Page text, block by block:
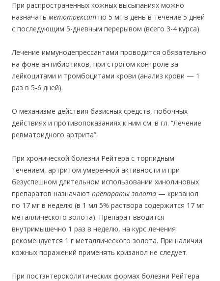
При распространенных кожных высыпаниях можно
назначать метотрексат по 5 мг в день в течение 5 дней
с последующим 5-дневным перерывом (всего 3-4 курса).
Лечение иммунодепрессантами проводится обязательно
на фоне антибиотиков, при строгом контроле за
лейкоцитами и тромбоцитами крови (анализ крови — 1
раз в 5-6 дней).
О механизме действия базисных средств, побочных
действиях и противопоказаниях к ним см. в гл. “Лечение
ревматоидного артрита”.
При хронической болезни Рейтера с торпидным
течением, артритом умеренной активности и при
безуспешном длительном использовании хинолиновых
препаратов назначают препараты золота — кризанол
по 17 мг в неделю (в 1 мл 5% раствора содержится 17 мг
металлического золота). Препарат вводится
внутримышечно 1 раз в неделю, на курс лечения
рекомендуется 1 г металлического золота. При наличии
кожных поражений применять кризанол не следует.
При постэнтероколитических формах болезни Рейтера